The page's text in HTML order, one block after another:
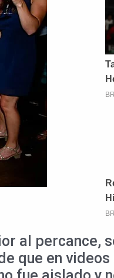
al percance,
que en